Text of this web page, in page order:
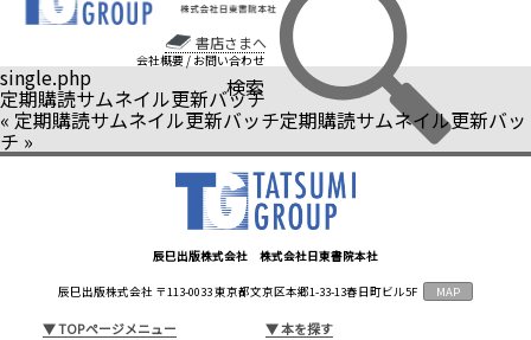
書店さまへ
会社概要 / お問い合わせ
検索
single.php
定期購読サムネイル更新バッチ
« 定期購読サムネイル更新バッチ定期購読サムネイル更新バッ
チ »
辰巳出版株式会社 株式会社日東書院本社
辰巳出版株式会社 〒113-0033 東京都文京区本郷1-33-13春日町ビル5F MAP
▼TOPページメニュー ▼本を探す